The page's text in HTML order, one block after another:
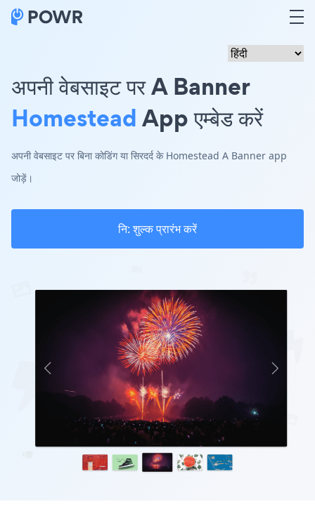
अपनी वेबसाइट पर A Banner
HomesteadApp एम्बेड करें
अपनी वेबसाइट पर बिना कोडिंग या सिरदर्द के Homestead A Banner app
जोड़ें।
नि: शुल्क प्रारंभ करें